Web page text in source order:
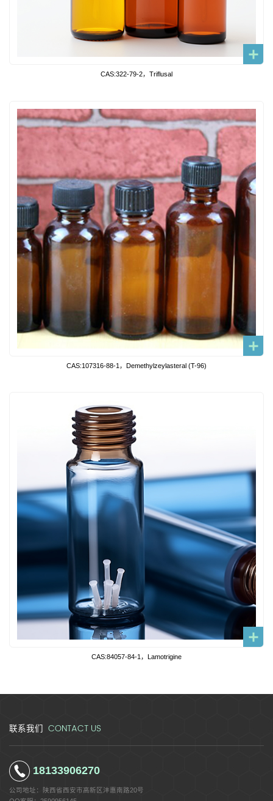
CAS:322-79-2，Triflusal
CAS:107316-88-1，Demethylzeylasteral (T-96)
CAS:84057-84-1，Lamotrigine
联系我们 CONTACT US
18133906270
公司地址：
陕西省西安市高新区沣惠南路20号